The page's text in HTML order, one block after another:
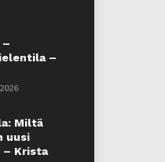
–
–
Miltä
uusi
– Krista